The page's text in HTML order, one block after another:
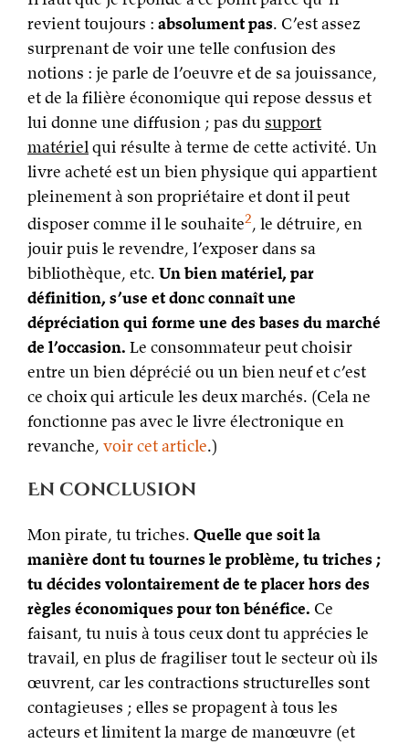
revient toujours : absolument pas. C’est assez
surprenant de voir une telle confusion des
notions : je parle de l’oeuvre et de sa jouissance,
et de la filière économique qui repose dessus et
lui donne une diffusion ; pas du support
matérielqui résulte à terme de cette activité. Un
livre acheté est un bien physique qui appartient
pleinement à son propriétaire et dont il peut
disposer comme il le souhaite2, le détruire, en
jouir puis le revendre, l’exposer dans sa
bibliothèque, etc. Un bien matériel, par
définition, s’use et donc connaît une
dépréciation qui forme une des bases du marché
de l’occasion. Le consommateur peut choisir
entre un bien déprécié ou un bien neuf et c’est
ce choix qui articule les deux marchés. (Cela ne
fonctionne pas avec le livre électronique en
revanche, voir cet article.)
En conclusion
Mon pirate, tu triches. Quelle que soit la
manière dont tu tournes le problème, tu triches ;
tu décides volontairement de te placer hors des
règles économiques pour ton bénéfice. Ce
faisant, tu nuis à tous ceux dont tu apprécies le
travail, en plus de fragiliser tout le secteur où ils
œuvrent, car les contractions structurelles sont
contagieuses ; elles se propagent à tous les
acteurs et limitent la marge de manœuvre (et